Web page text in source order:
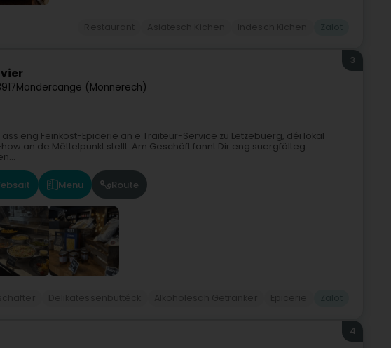
Mondercange (Monnerech)
3
ass eng Feinkost-Epicerie an e Traiteur-Service zu Lëtzebuerg, déi lokal
an de Mëttelpunkt stellt. Am Geschäft fannt Dir eng suergfälteg
Menu Route
4